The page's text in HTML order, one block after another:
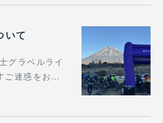
いて
グラベルライ
ご迷惑をお…